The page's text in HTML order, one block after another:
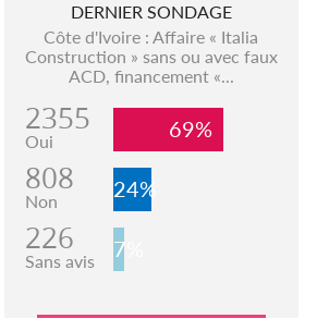
DERNIER SONDAGE
Côte d'Ivoire : Affaire « Italia
Construction » sans ou avec faux
ACD, financement «...
2355
Oui 69%
808
Non 24%
226
Sans avis 7%